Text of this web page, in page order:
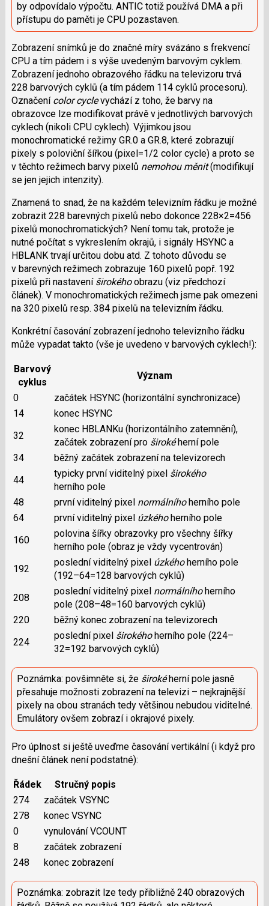
by odpovídalo výpočtu. ANTIC totiž používá DMA a při
přístupu do paměti je CPU pozastaven.
Zobrazení snímků je do značné míry svázáno s frekvencí
CPU a tím pádem i s výše uvedeným barvovým cyklem.
Zobrazení jednoho obrazového řádku na televizoru trvá
228 barvových cyklů (a tím pádem 114 cyklů procesoru).
Označení color cyclevychází z toho, že barvy na
obrazovce lze modifikovat právě v jednotlivých barvových
cyklech (nikoli CPU cyklech). Výjimkou jsou
monochromatické režimy GR.0 a GR.8, které zobrazují
pixely s poloviční šířkou (pixel=1/2 color cycle) a proto se
v těchto režimech barvy pixelů nemohou měnit(modifikují
se jen jejich intenzity).
Znamená to snad, že na každém televizním řádku je možné
zobrazit 228 barevných pixelů nebo dokonce 228×2=456
pixelů monochromatických? Není tomu tak, protože je
nutné počítat s vykreslením okrajů, i signály HSYNC a
HBLANK trvají určitou dobu atd. Z tohoto důvodu se
v barevných režimech zobrazuje 160 pixelů popř. 192
pixelů při nastavení širokéhoobrazu (viz předchozí
článek). V monochromatických režimech jsme pak omezeni
na 320 pixelů resp. 384 pixelů na televizním řádku.
Konkrétní časování zobrazení jednoho televizního řádku
může vypadat takto (vše je uvedeno v barvových cyklech!):
Barvový
cyklus
Význam
0
začátek HSYNC (horizontální synchronizace)
14
konec HSYNC
32
konec HBLANKu (horizontálního zatemnění),
začátek zobrazení pro širokéherní pole
34
běžný začátek zobrazení na televizorech
44
typicky první viditelný pixel širokého
herního pole
48
první viditelný pixel normálníhoherního pole
64
první viditelný pixel úzkéhoherního pole
160
polovina šířky obrazovky pro všechny šířky
herního pole (obraz je vždy vycentrován)
192
poslední viditelný pixel úzkéhoherního pole
(192–64=128 barvových cyklů)
208
poslední viditelný pixel normálníhoherního
pole (208–48=160 barvových cyklů)
220
běžný konec zobrazení na televizorech
224
poslední pixel širokéhoherního pole (224–
32=192 barvových cyklů)
Poznámka: povšimněte si, že širokéherní pole jasně
přesahuje možnosti zobrazení na televizi – nejkrajnější
pixely na obou stranách tedy většinou nebudou viditelné.
Emulátory ovšem zobrazí i okrajové pixely.
Pro úplnost si ještě uveďme časování vertikální (i když pro
dnešní článek není podstatné):
Řádek
Stručný popis
274
začátek VSYNC
278
konec VSYNC
0
vynulování VCOUNT
8
začátek zobrazení
248
konec zobrazení
Poznámka: zobrazit lze tedy přibližně 240 obrazových